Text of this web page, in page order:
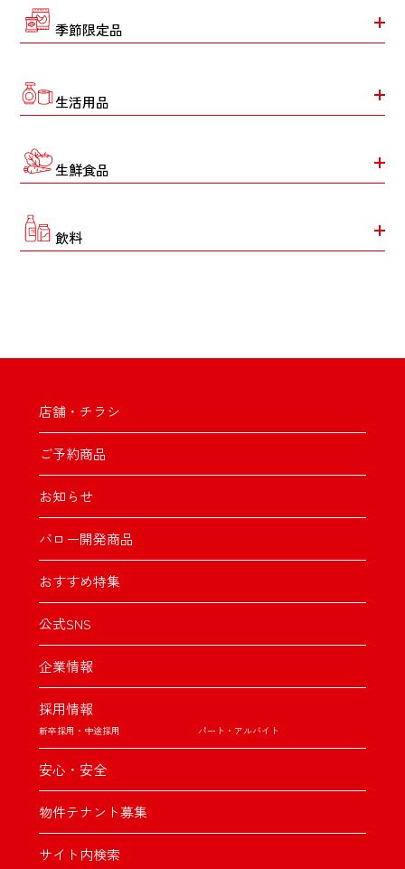
季節限定品
生活用品
生鮮食品
飲料
店舗・チラシ
ご予約商品
お知らせ
バロー開発商品
おすすめ特集
公式SNS
企業情報
採用情報
新卒採用・中途採用 パート・アルバイト
安心・安全
物件テナント募集
サイト内検索